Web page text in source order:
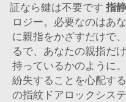
証なら鍵は不要です 指
ロジー。必要なのはあ
に親指をかざすだけで
るで、あなたの親指だ
持っているかのように
紛失することを心配す
の指紋ドアロックシス